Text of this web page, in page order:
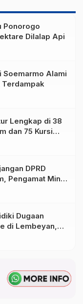
Ponorogo
Dilalap Api
Soemarmo Alami
Terdampak
Lengkap di 38
dan 75 Kursi
DPRD
Pengamat Minta
Kelola
Dugaan
di Lembeyan,
Epidemiologi